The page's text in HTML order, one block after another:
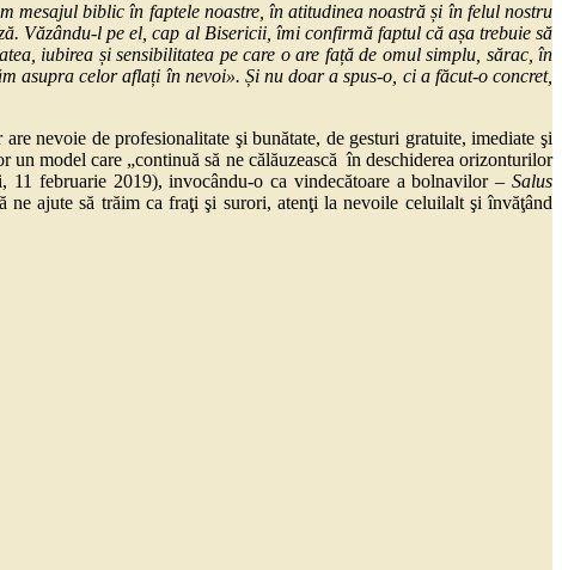
mesajul biblic în faptele noastre, în atitudinea noastră și în felul nostru
Văzându-l pe el, cap al Bisericii, îmi confirmă faptul că așa trebuie să
iubirea și sensibilitatea pe care o are față de omul simplu, sărac, în
asupra celor aflați în nevoi». Și nu doar a spus-o, ci a făcut-o concret,
nevoie de profesionalitate şi bunătate, de gesturi gratuite, imediate şi
model care „continuă să ne călăuzească în deschiderea orizonturilor
11 februarie 2019), invocându-o ca vindecătoare a bolnavilor – Salus
ajute să trăim ca fraţi şi surori, atenţi la nevoile celuilalt şi învăţând